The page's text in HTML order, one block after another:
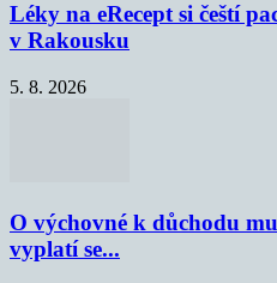
Léky na eRecept si čeští
v Rakousku
5. 8. 2026
O výchovné k důchodu
vyplatí se...